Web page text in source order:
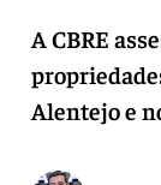
A CBRE
Alentejo e